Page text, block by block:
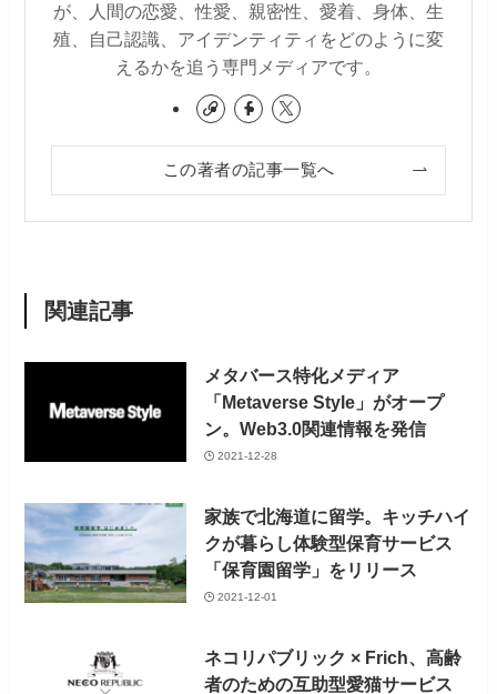
が、人間の恋愛、性愛、親密性、愛着、身体、生
殖、自己認識、アイデンティティをどのように変
えるかを追う専門メディアです。
この著者の記事一覧へ
関連記事
メタバース特化メディア
「Metaverse Style」がオープ
ン。Web3.0関連情報を発信
2021-12-28
家族で北海道に留学。キッチハイ
クが暮らし体験型保育サービス
「保育園留学」をリリース
2021-12-01
ネコリパブリック × Frich、高齢
者のための互助型愛猫サービス